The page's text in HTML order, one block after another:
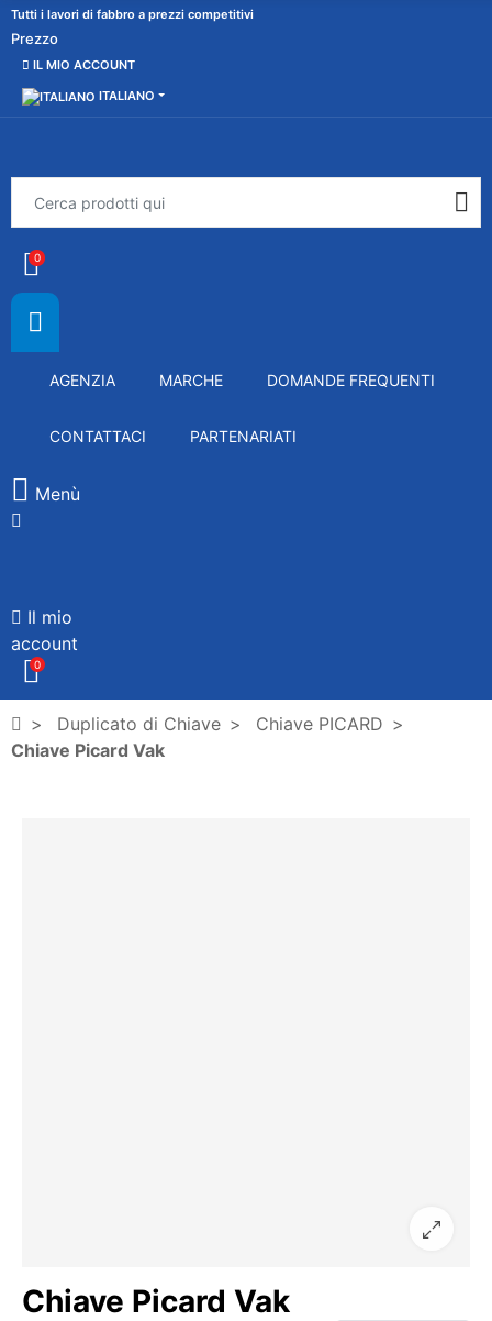
Tutti i lavori di fabbro a prezzi competitivi
Prezzo
IL MIO ACCOUNT
ITALIANO
0
AGENZIA MARCHE DOMANDE FREQUENTI
CONTATTACI PARTENARIATI
Menù
Il mio
account
0
Duplicato di Chiave
Chiave PICARD
Chiave Picard Vak
Chiave Picard Vak